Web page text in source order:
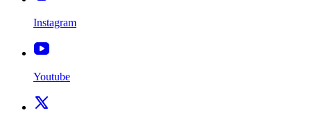
Instagram
Youtube